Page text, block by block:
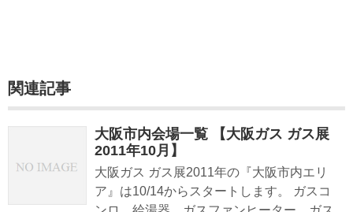
関連記事
大阪市内会場一覧 【大阪ガス ガス展
2011年10月】
大阪ガス ガス展2011年の『大阪市内エリ
ア』は10/14からスタートします。 ガスコ